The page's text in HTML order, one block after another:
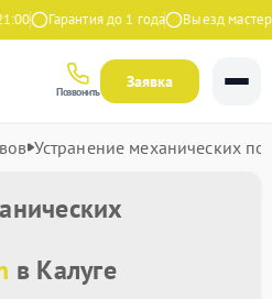
Гарантия до 1 года Выезд мастера
Позвонить
Заявка
Устранение механических
в Калуге